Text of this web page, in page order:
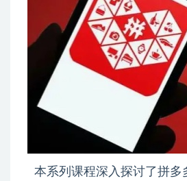
本系列课程深入探讨了拼